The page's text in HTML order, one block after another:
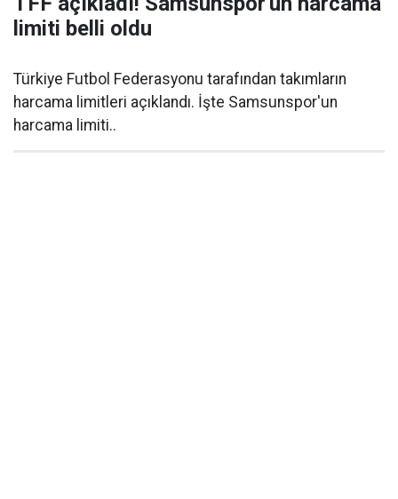
limiti belli oldu
Türkiye Futbol Federasyonu tarafından takımların
harcama limitleri açıklandı. İşte Samsunspor'un
harcama limiti..